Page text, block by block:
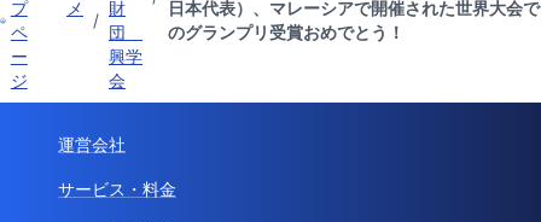
プ
ペ
ー
ジ
メ
/
財
団
興学
会
日本代表）、マレーシアで開催された世界大会で
のグランプリ受賞おめでとう！
運営会社
サービス・料金